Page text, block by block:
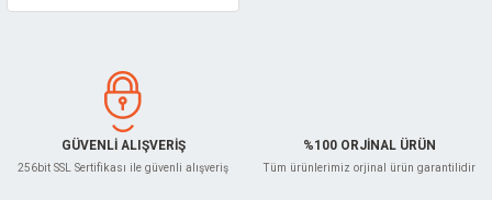
GÜVENLİ ALIŞVERİŞ
256bit SSL Sertifikası ile güvenli alışveriş
%100 ORJİNAL ÜRÜN
Tüm ürünlerimiz orjinal ürün garantilidir